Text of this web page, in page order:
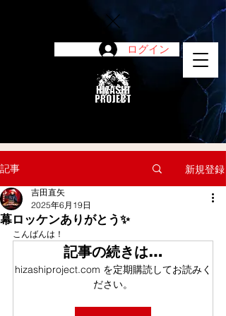
ログイン
記事 新規登録
幕ロッケンありがとう✨
吉田直矢
2025年6月19日
こんばんは！
記事の続きは…
hizashiproject.com を定期購読してお読みく
ださい。